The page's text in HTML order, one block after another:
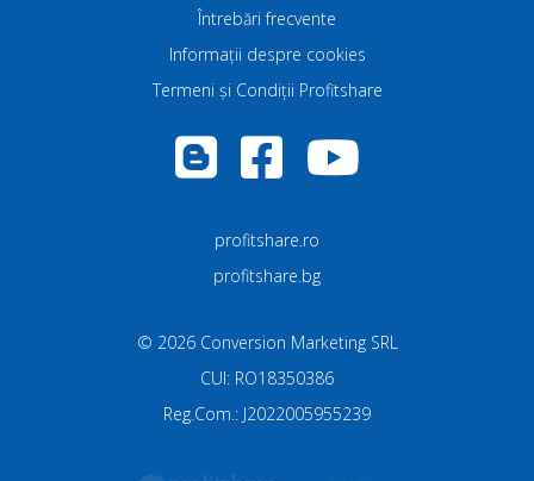
Întrebări frecvente
Informații despre cookies
Termeni și Condiții Profitshare
profitshare.ro
profitshare.bg
© 2026 Conversion Marketing SRL
CUI: RO18350386
Reg.Com.: J2022005955239